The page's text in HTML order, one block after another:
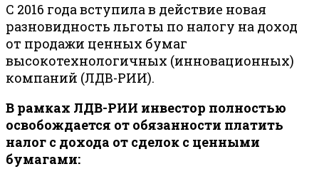
С 2016 года вступила в действие новая
разновидность льготы по налогу на доход
от продажи ценных бумаг
высокотехнологичных (инновационных)
компаний (ЛДВ-РИИ).
В рамках ЛДВ-РИИ инвестор полностью
освобождается от обязанности платить
налог с дохода от сделок с ценными
бумагами: